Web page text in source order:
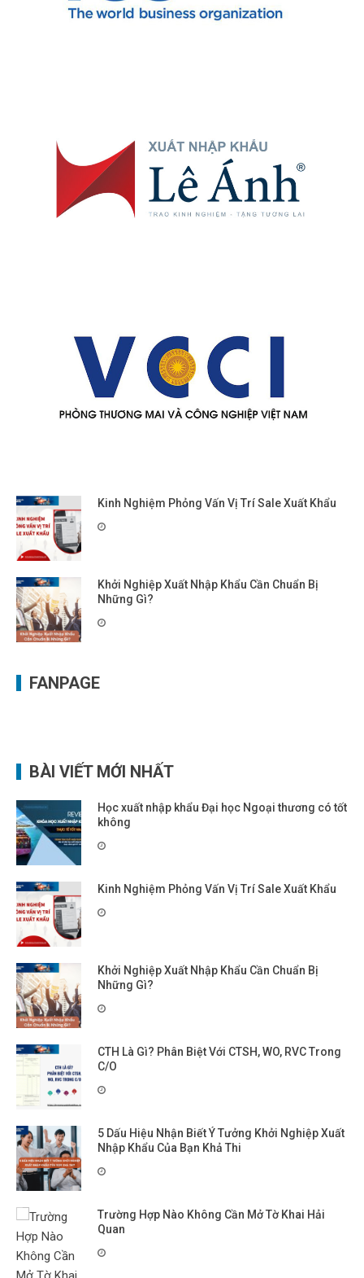
Kinh Nghiệm Phỏng Vấn Vị Trí Sale Xuất Khẩu
Khởi Nghiệp Xuất Nhập Khẩu Cần Chuẩn Bị
Những Gì?
FANPAGE
BÀI VIẾT MỚI NHẤT
Học xuất nhập khẩu Đại học Ngoại thương có tốt
không
Kinh Nghiệm Phỏng Vấn Vị Trí Sale Xuất Khẩu
Khởi Nghiệp Xuất Nhập Khẩu Cần Chuẩn Bị
Những Gì?
CTH Là Gì? Phân Biệt Với CTSH, WO, RVC Trong
C/O
5 Dấu Hiệu Nhận Biết Ý Tưởng Khởi Nghiệp Xuất
Nhập Khẩu Của Bạn Khả Thi
Trường Hợp Nào Không Cần Mở Tờ Khai Hải
Quan